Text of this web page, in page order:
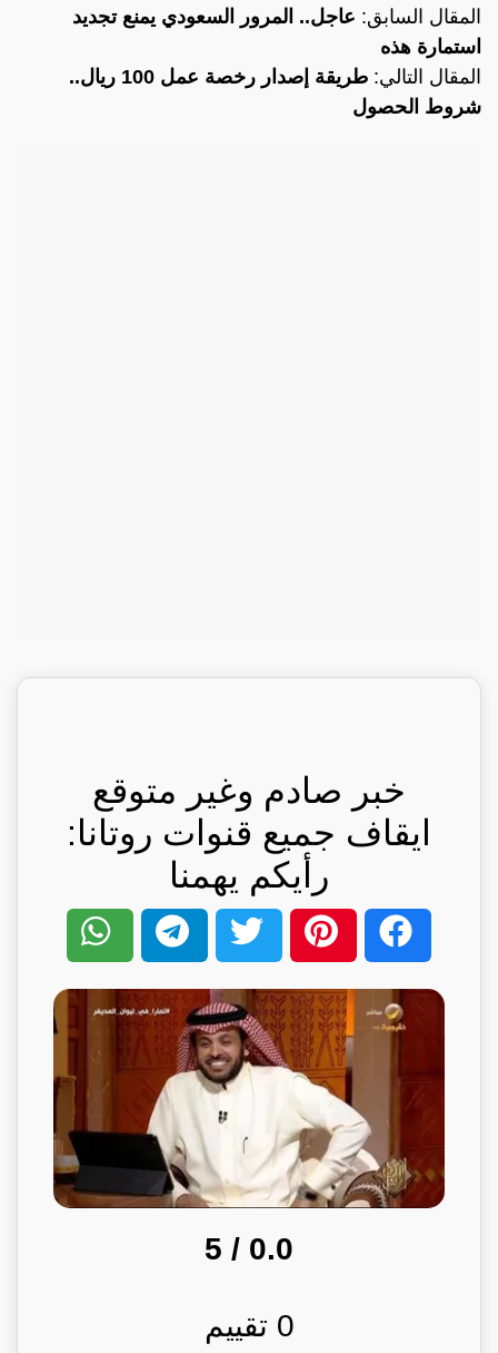
المقال السابق: عاجل.. المرور السعودي يمنع تجديد
استمارة هذه
المقال التالي:
طريقة إصدار رخصة عمل 100 ريال..
شروط الحصول
خبر صادم وغير متوقع
ايقاف جميع قنوات روتانا:
رأيكم يهمنا
0.0
/ 5
0 تقييم